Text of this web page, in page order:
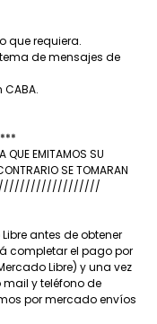
que requiera.
de mensajes de
EMITAMOS SU
SE TOMARAN
////////////////////////
antes de obtener
completar el pago por
Libre) y una vez
y teléfono de
por mercado envíos